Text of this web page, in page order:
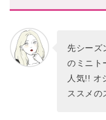
先シーズ
のミニト
人気!! オ
ススメ